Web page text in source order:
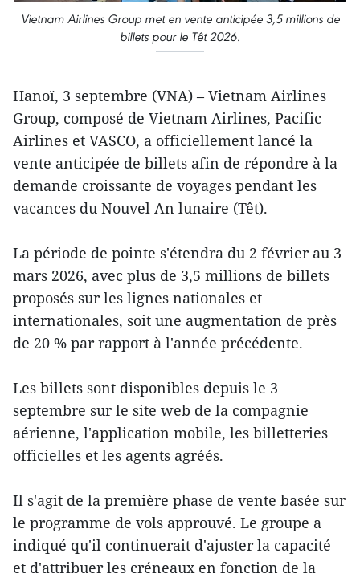
Vietnam Airlines Group met en vente anticipée 3,5 millions de
billets pour le Têt 2026.
Hanoï, 3 septembre (VNA) – Vietnam Airlines
Group, composé de Vietnam Airlines, Pacific
Airlines et VASCO, a officiellement lancé la
vente anticipée de billets afin de répondre à la
demande croissante de voyages pendant les
vacances du Nouvel An lunaire (Têt).
La période de pointe s'étendra du 2 février au 3
mars 2026, avec plus de 3,5 millions de billets
proposés sur les lignes nationales et
internationales, soit une augmentation de près
de 20 % par rapport à l'année précédente.
Les billets sont disponibles depuis le 3
septembre sur le site web de la compagnie
aérienne, l'application mobile, les billetteries
officielles et les agents agréés.
Il s'agit de la première phase de vente basée sur
le programme de vols approuvé. Le groupe a
indiqué qu'il continuerait d'ajuster la capacité
et d'attribuer les créneaux en fonction de la